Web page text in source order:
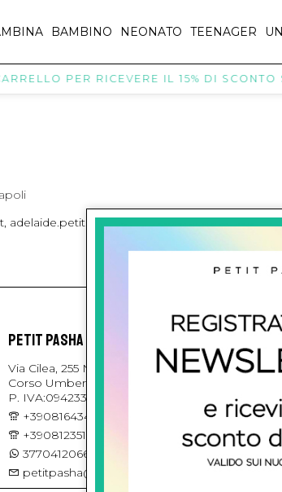
BAMBINO NEONATO TEENAGER
PER RICEVERE IL 15% DI
adelaide.petitpasha@hotmail.com
PETIT PASHA
Via Cilea, 255 Napoli
Corso Umberto I 301 Napoli - Italia
P. IVA:09423341214
+39081643421
+390812351280
3770412066 , 3397314295
petitpasha@hotmail.it